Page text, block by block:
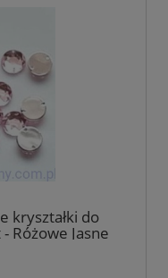
kryształki do
Różowe Jasne